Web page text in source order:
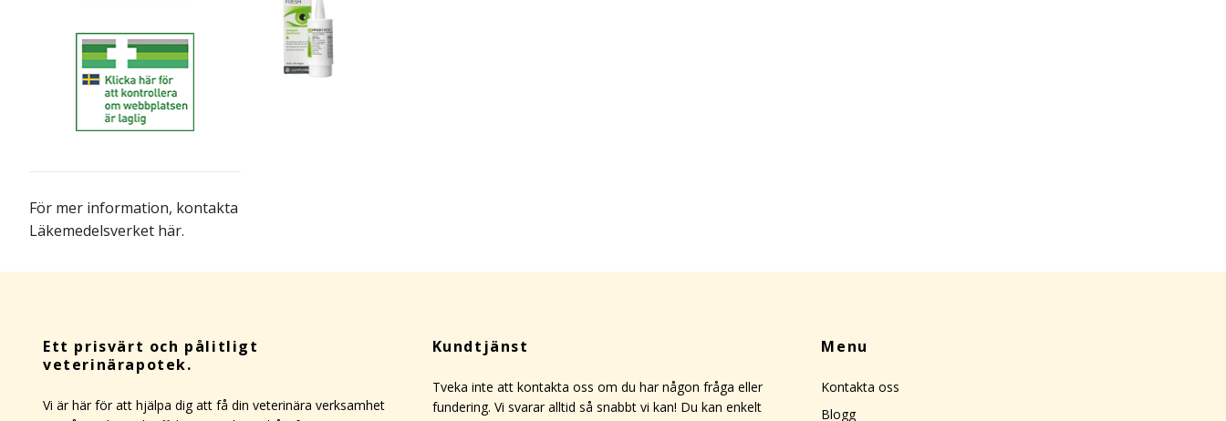
För mer information, kontakta
Läkemedelsverket här.
Ett prisvärt och pålitligt
veterinärapotek.
Vi är här för att hjälpa dig att få din veterinära verksamhet
Kundtjänst
Tveka inte att kontakta oss om du har någon fråga eller
fundering. Vi svarar alltid så snabbt vi kan! Du kan enkelt
Menu
Kontakta oss
Blogg